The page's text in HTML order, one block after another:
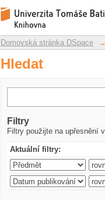
Hledat
Repozitář DSpace/
Domovská stránka DSpace →
Hledat
Filtry
Filtry použijte na upřesnění
Aktuální filtry: